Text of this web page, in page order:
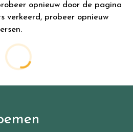
opnieuw door de pagina
verkeerd, probeer opnieuw